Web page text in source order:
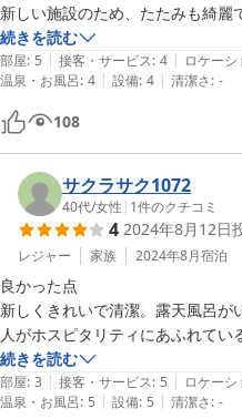
新しい施設のため、たたみも綺麗
続きを読む
部屋: 5 | 接客・サービス: 4 | ロケーシ
温泉・お風呂: 4 | 設備: 4 | 清潔さ: -
108
サクラサク1072
40代/女性 | 1件のクチコミ
4 2024年8月12日
レジャー 家族 2024年8月宿泊
良かった点
新しくきれいで清潔。露天風呂
人がホスピタリティにあふれてい
気になった点
食事は美味しかったが全体的に少
インのステーキが硬かった。プレ
続きを読む
部屋: 3 | 接客・サービス: 5 | ロケーシ
温泉・お風呂: 5 | 設備: 5 | 清潔さ: -